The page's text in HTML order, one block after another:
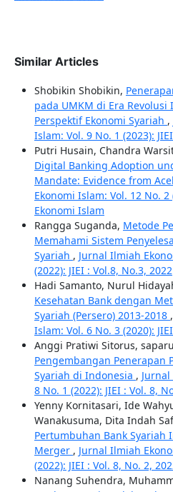
Similar Articles
Shobikin Shobikin,
pada UMKM di Era
Perspektif Ekonomi Syariah ,
Islam: Vol. 9 No. 1 (2023):
Putri Husain, Chandra
Digital Banking Adoption
Mandate: Evidence from
Ekonomi Islam: Vol. 12 No.
Ekonomi Islam
Rangga Suganda, Metode
Memahami Sistem
Syariah , Jurnal Ilmiah
(2022): JIEI : Vol.8, No.3, 2022
Hadi Samanto, Nurul
Kesehatan Bank dengan
Syariah (Persero) 2013-2018 ,
Islam: Vol. 6 No. 3 (2020):
Anggi Pratiwi Sitorus,
Pengembangan Penerapan
Syariah di Indonesia ,
8 No. 1 (2022): JIEI : Vol. 8,
Yenny Kornitasari, Ide
Wanakusuma, Dita Indah
Pertumbuhan Bank Syariah
Merger , Jurnal Ilmiah
(2022): JIEI : Vol. 8, No. 2,
Nanang Suhendra,